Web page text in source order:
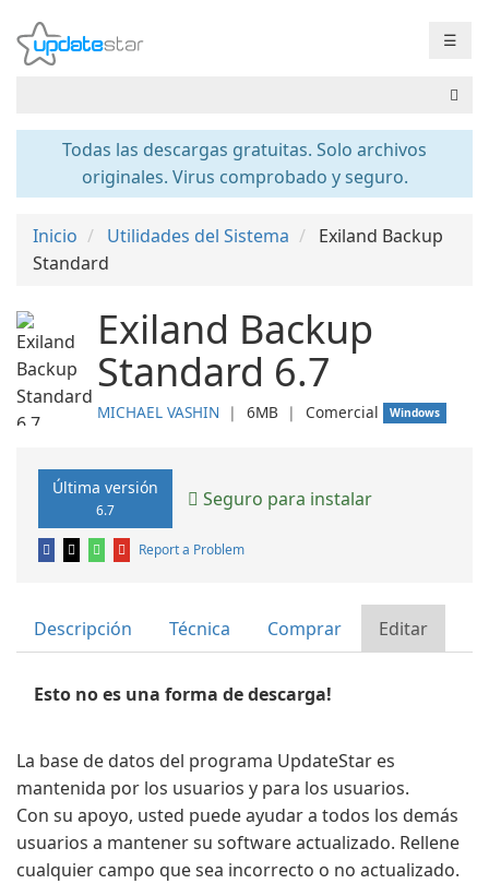
☰
Todas las descargas gratuitas. Solo archivos
originales. Virus comprobado y seguro.
Inicio Utilidades del Sistema
Exiland Backup
Standard
Exiland Backup
Standard 6.7
MICHAEL VASHIN ❘ 6MB ❘ Comercial Windows
Última versión
6.7 Seguro para instalar
Report a Problem
Descripción Técnica Comprar Editar
Esto no es una forma de descarga!
La base de datos del programa UpdateStar es
mantenida por los usuarios y para los usuarios.
Con su apoyo, usted puede ayudar a todos los demás
usuarios a mantener su software actualizado. Rellene
cualquier campo que sea incorrecto o no actualizado.